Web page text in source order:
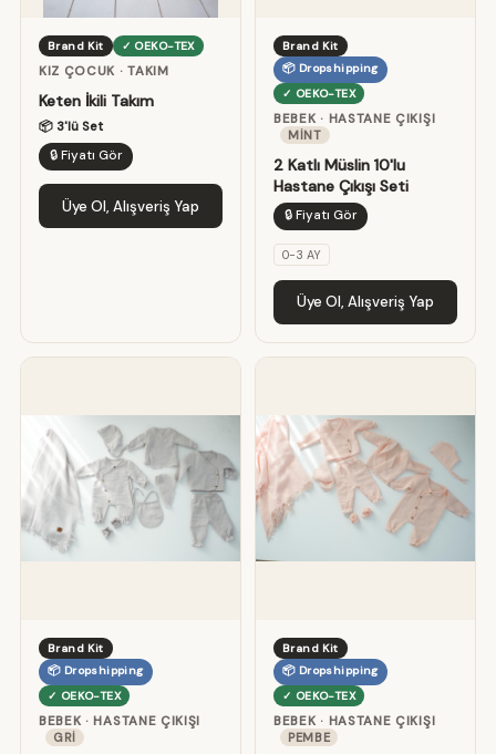
Brand Kit ✓ OEKO-TEX
KIZ ÇOCUK · TAKIM
Keten İkili Takım
📦 3'lü Set
🔒 Fiyatı Gör
Üye Ol, Alışveriş Yap
Brand Kit
📦 Dropshipping
✓ OEKO-TEX
BEBEK · HASTANE ÇIKIŞI
MINT
2 Katlı Müslin 10'lu
Hastane Çıkışı Seti
🔒 Fiyatı Gör
0-3 AY
Üye Ol, Alışveriş Yap
Brand Kit
📦 Dropshipping
✓ OEKO-TEX
BEBEK · HASTANE ÇIKIŞI
GRI
Brand Kit
📦 Dropshipping
✓ OEKO-TEX
BEBEK · HASTANE ÇIKIŞI
PEMBE